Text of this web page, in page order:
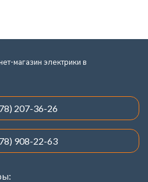
магазин электрики в
207-36-26
908-22-63